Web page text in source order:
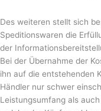
Des weiteren stellt sich
Speditionswaren die
der
Bei der Übernahme der
ihn auf die entstehenden
Händler nur schwer
Leistungsumfang als